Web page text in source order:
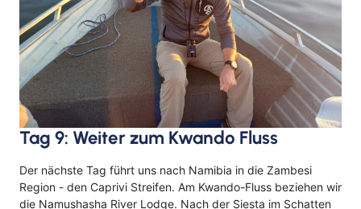
Tag 9: Weiter zum Kwando Fluss
Der nächste Tag führt uns nach Namibia in die Zambesi
Region - den Caprivi Streifen. Am Kwando-Fluss beziehen wir
die Namushasha River Lodge. Nach der Siesta im Schatten